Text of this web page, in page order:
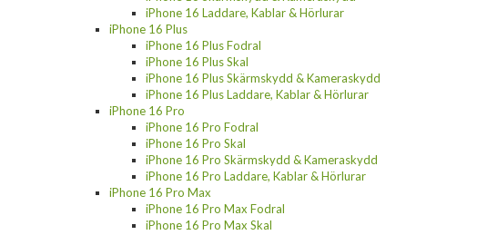
iPhone 16 Laddare, Kablar & Hörlurar
iPhone 16 Plus
iPhone 16 Plus Fodral
iPhone 16 Plus Skal
iPhone 16 Plus Skärmskydd & Kameraskydd
iPhone 16 Plus Laddare, Kablar & Hörlurar
iPhone 16 Pro
iPhone 16 Pro Fodral
iPhone 16 Pro Skal
iPhone 16 Pro Skärmskydd & Kameraskydd
iPhone 16 Pro Laddare, Kablar & Hörlurar
iPhone 16 Pro Max
iPhone 16 Pro Max Fodral
iPhone 16 Pro Max Skal